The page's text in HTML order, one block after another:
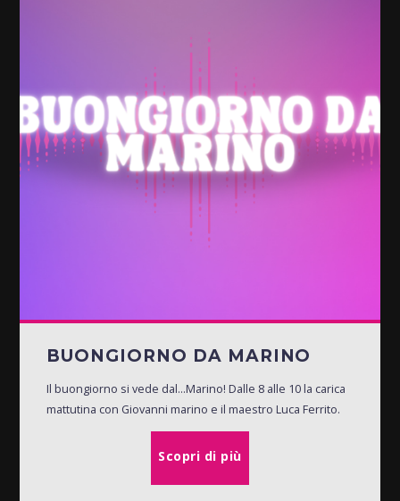
BUONGIORNO DA MARINO
Il buongiorno si vede dal...Marino! Dalle 8 alle 10 la carica
mattutina con Giovanni marino e il maestro Luca Ferrito.
Scopri di più